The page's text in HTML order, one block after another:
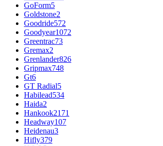
GoForm5
Goldstone2
Goodride572
Goodyear1072
Greentrac73
Gremax2
Grenlander826
Gripmax748
Gt6
GT Radial5
Habilead534
Haida2
Hankook2171
Headway107
Heidenau3
Hifly379